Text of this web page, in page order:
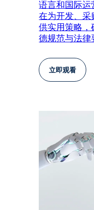
语言和国际
在为开发、采
供实用策略
德规范与法律
立即观看